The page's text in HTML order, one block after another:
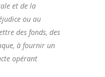
et de la
ou au
des fonds, des
à fournir un
opérant